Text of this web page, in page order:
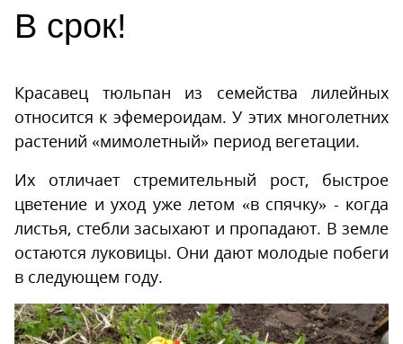
03.04.2025
Такие разные тюльпаны
Ботанические гибриды
Махровые ранние
Махровые поздние
Лилиецветные
Многоцветковые
Попугайные
В срок!
Красавец тюльпан из семейства лилейных
относится к эфемероидам. У этих многолетних
растений «мимолетный» период вегетации.
Их отличает стремительный рост, быстрое
цветение и уход уже летом «в спячку» - когда
листья, стебли засыхают и пропадают. В земле
остаются луковицы. Они дают молодые побеги
в следующем году.